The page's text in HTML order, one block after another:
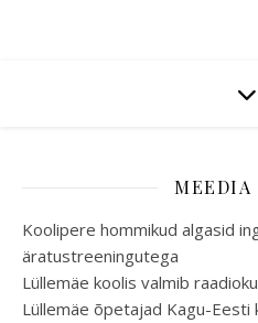
MEEDIA
Koolipere hommikud algasid
äratustreeningutega
Lüllemäe koolis valmib
Lüllemäe õpetajad Kagu-